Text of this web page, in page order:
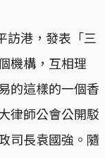
訪港，發表「三
機構，互相理
的這樣的一個香
律師公會公開駁
司長袁國強。隨